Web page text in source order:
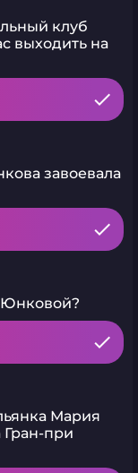
клуб
выходить на
завоевала
Мария
Гран-при